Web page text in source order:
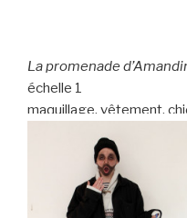
La promenade
échelle 1
maquillage, vêtement,